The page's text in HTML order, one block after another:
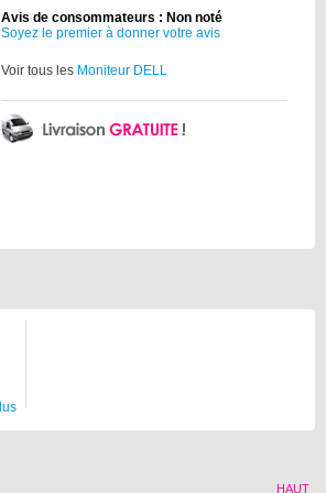
Avis de consommateurs : Non noté
Soyez le premier à donner votre avis
Voir tous les Moniteur DELL
HAUT